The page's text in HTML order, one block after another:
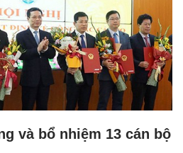
và bổ nhiệm 13 cán bộ